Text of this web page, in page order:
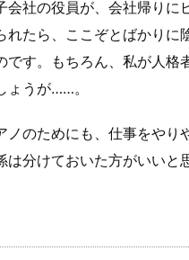
会社の役員が、会社帰りに
れたら、ここぞとばかりに
です。もちろん、私が人格
ょうが……。
ノのためにも、仕事をやり
は分けておいた方がいいと